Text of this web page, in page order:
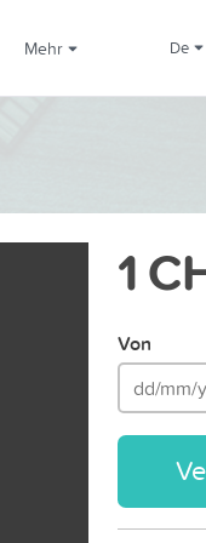
Mehr de
1
Von